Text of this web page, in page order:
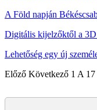
A Föld napján
Digitális kijelzőktől a
Lehetőség egy új
Előző Következő 1 A 17